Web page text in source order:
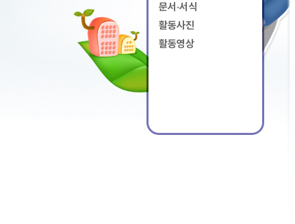
문서·서식
활동사진
활동영상